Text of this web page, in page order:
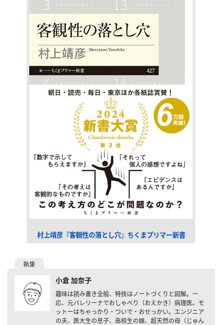
村上靖彦『客観性の落とし穴』ちくまプリマー新書
小倉 加奈子
趣味は読み書き全般、特技はノートづくりと図解。一
応、元バレリーナでおしゃべり（おえかき）病理医。モ
ットーはちゃっかり・ついで・おせっかい。エンジニア
の夫、医大生の息子、高校生の娘、超天然の母（じゅん